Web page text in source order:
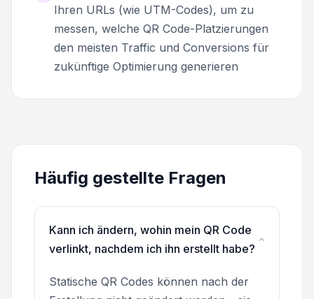
Ihren URLs (wie UTM-Codes), um zu
messen, welche QR Code-Platzierungen
den meisten Traffic und Conversions für
zukünftige Optimierung generieren
Häufig gestellte Fragen
Kann ich ändern, wohin mein QR Code
verlinkt, nachdem ich ihn erstellt habe?
Statische QR Codes können nach der